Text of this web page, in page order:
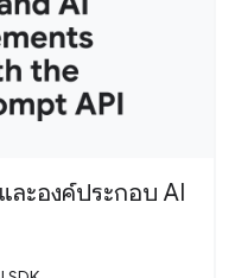
ละองค์ประกอบ AI